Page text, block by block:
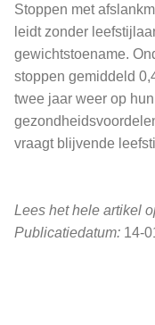
Stoppen met
leidt zonder
gewichtstoename.
stoppen gemiddeld
twee jaar weer op
vraagt blijvende
Lees het hele artikel
Publicatiedatum: 14-